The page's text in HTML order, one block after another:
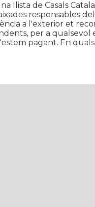
llista de Casals
responsables
a l'exterior et
per a qualsevol
pagant. En